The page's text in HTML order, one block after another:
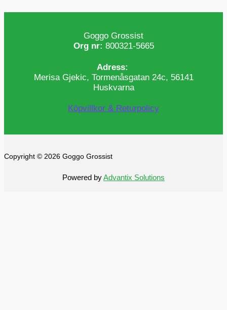
Goggo Grossist
Org nr: 800321-5665
Adress:
Merisa Gjekic, Tormenåsgatan 24c, 56141
Huskvarna
Köpvillkor & Returpolicy
Copyright © 2026 Goggo Grossist
Powered byAdvantix Solutions